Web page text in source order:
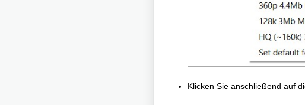
Klicken Sie anschließend auf